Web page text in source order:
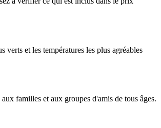
et les températures les plus agréables
familles et aux groupes d'amis de tous âges.